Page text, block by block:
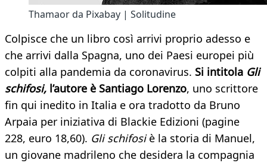
Thamaor da Pixabay | Solitudine
Colpisce che un libro così arrivi proprio adesso e
che arrivi dalla Spagna, uno dei Paesi europei più
colpiti alla pandemia da coronavirus. Si intitola Gli
schifosi, l’autore è Santiago Lorenzo, uno scrittore
fin qui inedito in Italia e ora tradotto da Bruno
Arpaia per iniziativa di Blackie Edizioni (pagine
228, euro 18,60). Gli schifosiè la storia di Manuel,
un giovane madrileno che desidera la compagnia